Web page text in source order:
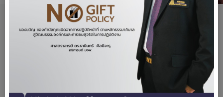
คำถามที่พบบ่อย
คำถามที่พบบ่อย